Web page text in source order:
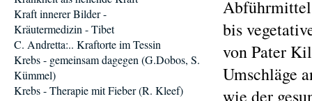
Abführmittel
bis
von Pater
Umschläge
wie der
Kraft innerer Bilder -
Kräutermedizin - Tibet
C. Andretta:.. Kraftorte im Tessin
Krebs - gemeinsam dagegen (G.Dobos, S.
Kümmel)
Krebs - Therapie mit Fieber (R. Kleef)